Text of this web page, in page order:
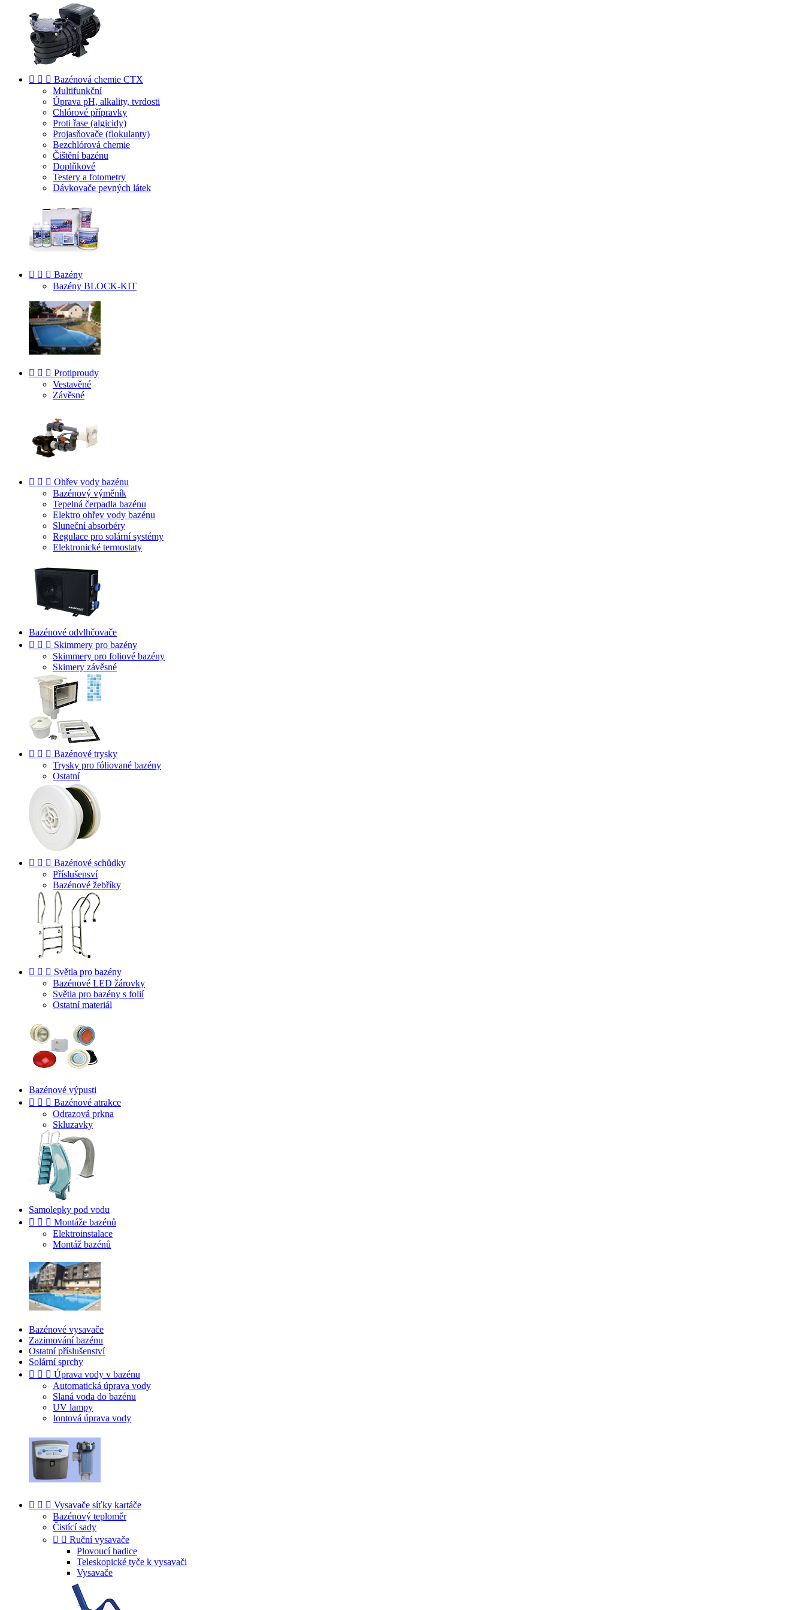
   Bazénová chemie CTX
Multifunkční
Úprava pH, alkality, tvrdosti
Chlórové přípravky
Proti řase (algicidy)
Projasňovače (flokulanty)
Bezchlórová chemie
Čištění bazénu
Doplňkové
Testery a fotometry
Dávkovače pevných látek
   Bazény
Bazény BLOCK-KIT
   Protiproudy
Vestavěné
Závěsné
   Ohřev vody bazénu
Bazénový výměník
Tepelná čerpadla bazénu
Elektro ohřev vody bazénu
Sluneční absorbéry
Regulace pro solární systémy
Elektronické termostaty
Bazénové odvlhčovače
   Skimmery pro bazény
Skimmery pro foliové bazény
Skimery závěsné
   Bazénové trysky
Trysky pro fóliované bazény
Ostatní
   Bazénové schůdky
Příslušensví
Bazénové žebříky
   Světla pro bazény
Bazénové LED žárovky
Světla pro bazény s folií
Ostatní materiál
Bazénové výpusti
   Bazénové atrakce
Odrazová prkna
Skluzavky
Samolepky pod vodu
   Montáže bazénů
Elektroinstalace
Montáž bazénů
Bazénové vysavače
Zazimování bazénu
Ostatní příslušenství
Solární sprchy
   Úprava vody v bazénu
Automatická úprava vody
Slaná voda do bazénu
UV lampy
Iontová úprava vody
   Vysavače síťky kartáče
Bazénový teploměr
Čistící sady
  Ruční vysavače
Plovoucí hadice
Teleskopické tyče k vysavači
Vysavače